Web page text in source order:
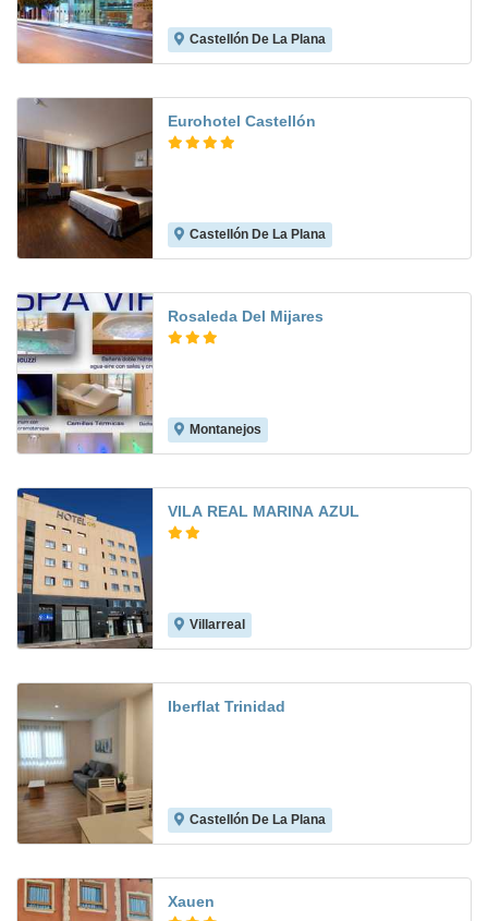
Castellón De La Plana
Eurohotel Castellón
Castellón De La Plana
Rosaleda Del Mijares
Montanejos
VILA REAL MARINA AZUL
Villarreal
Iberflat Trinidad
Castellón De La Plana
Xauen